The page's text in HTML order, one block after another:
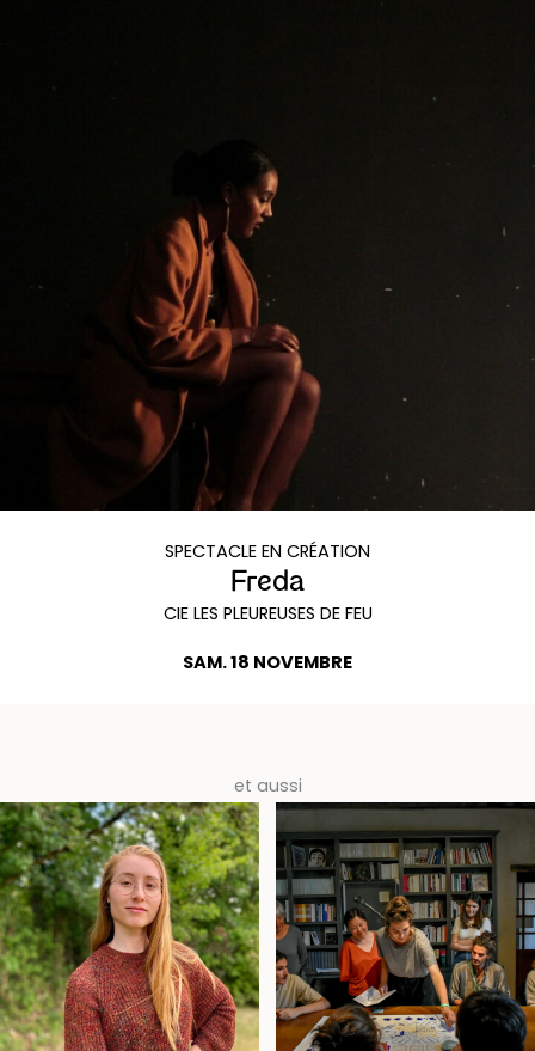
SPECTACLE EN CRÉATION
Freda
CIE LES PLEUREUSES DE FEU
SAM. 18 NOVEMBRE
et aussi